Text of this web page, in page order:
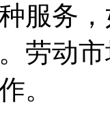
服务
劳动
。